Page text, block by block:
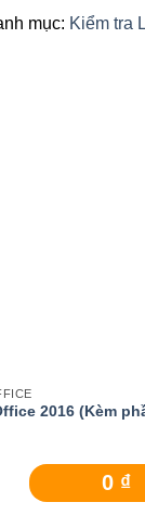
mục: Kiểm tra
2016 (Kèm
0 ₫